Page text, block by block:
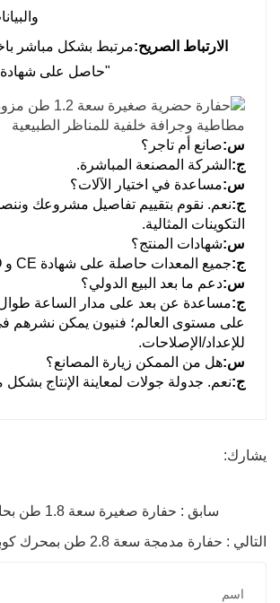
الارتباط الصريح:مرتبط بشكل مباشر
"حاصل على شهادة CE/ISO".
س:صانع أم تاجر؟
ج: الشركة المصنعة المباشرة.
س:مساعدة في اختيار الآلات؟
ج:نعم. نقوم بتقييم تفاصيل مشروعك
التكوينات المثالية.
س:شهادات المنتج؟
ج:جميع المعدات حاصلة على شهادة CE و ISO.
س:دعم ما بعد البيع الدولي؟
ج:مساعدة عن بعد على مدار الساعة طوال
على مستوى العالم؛ فنيون يمكن نشرهم
للإعداد/الإصلاحات.
س:هل من الممكن زيارة المصانع؟
ج:نعم. جدولة جولات لمعاينة الإنتاج بشكل
يشارك:
سابق : حفارة صغيرة سعة 1.8 طن بحالة جديدة، آلات بناء
اسم